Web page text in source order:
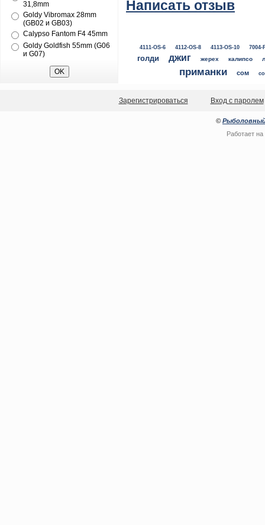
31,8mm
Goldy Vibromax 28mm
(GB02 и GB03)
Calypso Fantom F4 45mm
Goldy Goldfish 55mm (G06
и G07)
Написать отзыв
4111-OS-6 4112-OS-8 4113-OS-10 7004-
голди джиг жерех калипсо
приманки сом
Зарегистрироваться Вход с паролем
© Рыболовный
Работает